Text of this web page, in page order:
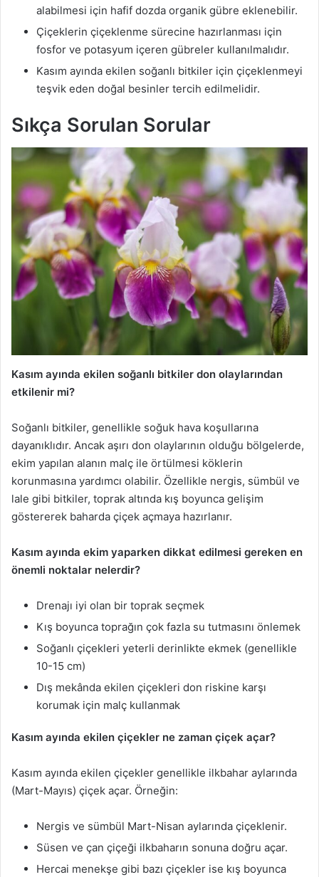
alabilmesi için hafif dozda organik gübre eklenebilir.
Çiçeklerin çiçeklenme sürecine hazırlanması için
fosfor ve potasyum içeren gübreler kullanılmalıdır.
Kasım ayında ekilen soğanlı bitkiler için çiçeklenmeyi
teşvik eden doğal besinler tercih edilmelidir.
Sıkça Sorulan Sorular
Kasım ayında ekilen soğanlı bitkiler don olaylarından
etkilenir mi?
Soğanlı bitkiler, genellikle soğuk hava koşullarına
dayanıklıdır. Ancak aşırı don olaylarının olduğu bölgelerde,
ekim yapılan alanın malç ile örtülmesi köklerin
korunmasına yardımcı olabilir. Özellikle nergis, sümbül ve
lale gibi bitkiler, toprak altında kış boyunca gelişim
göstererek baharda çiçek açmaya hazırlanır.
Kasım ayında ekim yaparken dikkat edilmesi gereken en
önemli noktalar nelerdir?
Drenajı iyi olan bir toprak seçmek
Kış boyunca toprağın çok fazla su tutmasını önlemek
Soğanlı çiçekleri yeterli derinlikte ekmek (genellikle
10-15 cm)
Dış mekânda ekilen çiçekleri don riskine karşı
korumak için malç kullanmak
Kasım ayında ekilen çiçekler ne zaman çiçek açar?
Kasım ayında ekilen çiçekler genellikle ilkbahar aylarında
(Mart-Mayıs) çiçek açar. Örneğin:
Nergis ve sümbül Mart-Nisan aylarında çiçeklenir.
Süsen ve çan çiçeği ilkbaharın sonuna doğru açar.
Hercai menekşe gibi bazı çiçekler ise kış boyunca